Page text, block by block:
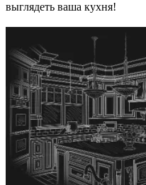
выглядеть ваша кухня!